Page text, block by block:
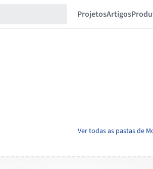
ProjetosArtigos
Ver todas as pastas de